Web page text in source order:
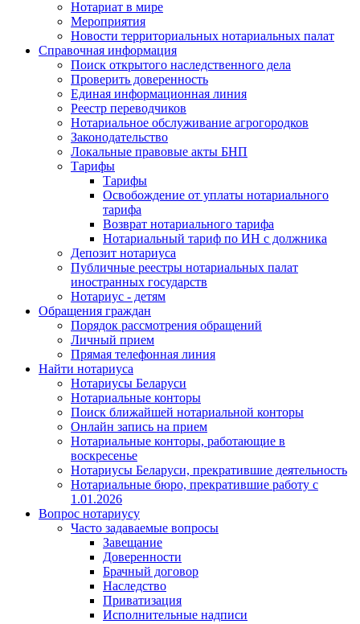
Нотариат в мире
Мероприятия
Новости территориальных нотариальных палат
Справочная информация
Поиск открытого наследственного дела
Проверить доверенность
Единая информационная линия
Реестр переводчиков
Нотариальное обслуживание агрогородков
Законодательство
Локальные правовые акты БНП
Тарифы
Тарифы
Освобождение от уплаты нотариального
тарифа
Возврат нотариального тарифа
Нотариальный тариф по ИН с должника
Депозит нотариуса
Публичные реестры нотариальных палат
иностранных государств
Нотариус - детям
Обращения граждан
Порядок рассмотрения обращений
Личный прием
Прямая телефонная линия
Найти нотариуса
Нотариусы Беларуси
Нотариальные конторы
Поиск ближайшей нотариальной конторы
Онлайн запись на прием
Нотариальные конторы, работающие в
воскресенье
Нотариусы Беларуси, прекратившие деятельность
Нотариальные бюро, прекратившие работу с
1.01.2026
Вопрос нотариусу
Часто задаваемые вопросы
Завещание
Доверенности
Брачный договор
Наследство
Приватизация
Исполнительные надписи